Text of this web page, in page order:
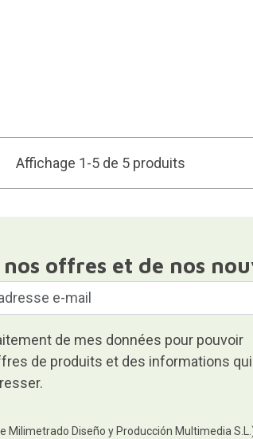
Affichage 1-5 de 5 produits
offres et de nos
de mes données pour pouvoir
de produits et des informations qui
Milimetrado Diseño y Producción Multimedia